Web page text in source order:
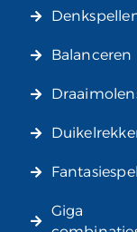
Balanceren
Fantasiespel
Giga